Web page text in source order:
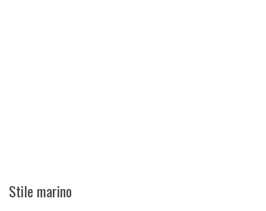
Stile marino